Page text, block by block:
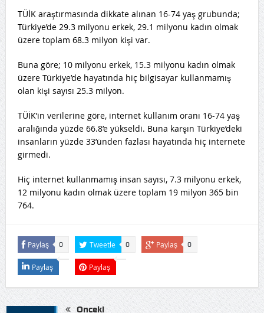
TÜİK araştırmasında dikkate alınan 16-74 yaş grubunda;
Türkiye’de 29.3 milyonu erkek, 29.1 milyonu kadın olmak
üzere toplam 68.3 milyon kişi var.
Buna göre; 10 milyonu erkek, 15.3 milyonu kadın olmak
üzere Türkiye’de hayatında hiç bilgisayar kullanmamış
olan kişi sayısı 25.3 milyon.
TÜİK’in verilerine göre, internet kullanım oranı 16-74 yaş
aralığında yüzde 66.8’e yükseldi. Buna karşın Türkiye’deki
insanların yüzde 33’ünden fazlası hayatında hiç internete
girmedi.
Hiç internet kullanmamış insan sayısı, 7.3 milyonu erkek,
12 milyonu kadın olmak üzere toplam 19 milyon 365 bin
764.
Paylaş 0 Tweetle 0 Paylaş 0
Paylaş Paylaş
Önceki